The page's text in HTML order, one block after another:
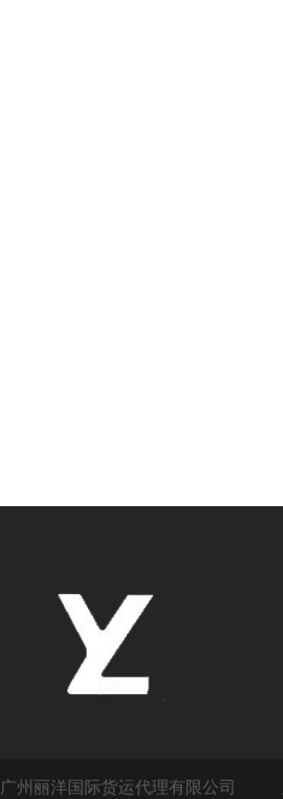
广州丽洋国际货运代理有限公司